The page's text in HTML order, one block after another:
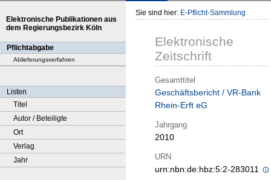
Elektronische Publikationen aus
dem Regierungsbezirk Köln
Pflichtabgabe
Ablieferungsverfahren
Listen
Titel
Autor / Beteiligte
Ort
Verlag
Jahr
Sie sind hier: E-Pflicht-Sammlung
Elektronische
Zeitschrift
Gesamttitel
Geschäftsbericht / VR-Bank
Rhein-Erft eG
Jahrgang
2010
URN
urn:nbn:de:hbz:5:2-283011